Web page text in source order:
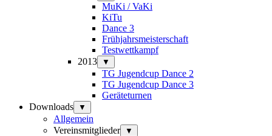
MuKi / VaKi
KiTu
Dance 3
Frühjahrsmeisterschaft
Testwettkampf
2013
▼
TG Jugendcup Dance 2
TG Jugendcup Dance 3
Geräteturnen
Downloads
▼
Allgemein
Vereinsmitglieder
▼